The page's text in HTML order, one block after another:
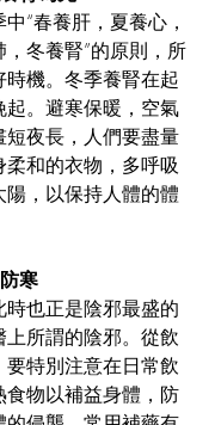
“春養肝，夏養心，
冬養腎”的原則，所
機。冬季養腎在起
起。避寒保暖，空氣
夜長，人們要盡量
和的衣物，多呼吸
，以保持人體的體
寒
也正是陰邪最盛的
所謂的陰邪。從飲
特別注意在日常飲
物以補益身體，防